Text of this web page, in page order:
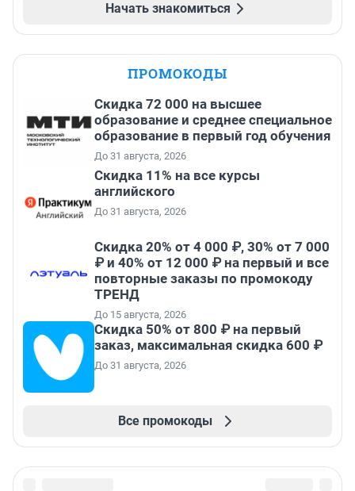
Начать знакомиться
ПРОМОКОДЫ
Скидка 72 000 на высшее
образование и среднее специальное
образование в первый год обучения
До 31 августа, 2026
Скидка 11% на все курсы
английского
До 31 августа, 2026
Скидка 20% от 4 000 ₽, 30% от 7 000
₽ и 40% от 12 000 ₽ на первый и все
повторные заказы по промокоду
ТРЕНД
До 15 августа, 2026
Скидка 50% от 800 ₽ на первый
заказ, максимальная скидка 600 ₽
До 31 августа, 2026
Все промокоды